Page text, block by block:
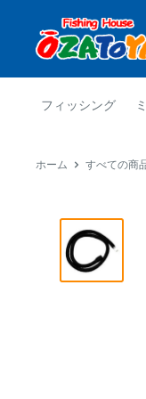
ン
釣
具
通
フィッシング
ホーム すべての商